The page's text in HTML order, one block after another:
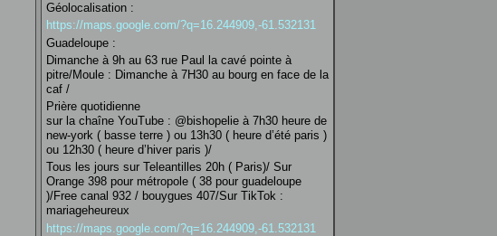
Géolocalisation :
https://maps.google.com/?q=16.244909,-61.532131
Guadeloupe :
Dimanche à 9h au 63 rue Paul la cavé pointe à
pitre/Moule : Dimanche à 7H30 au bourg en face de la
caf /
Prière quotidienne
sur la chaîne YouTube : @bishopelie à 7h30 heure de
new-york ( basse terre ) ou 13h30 ( heure d’été paris )
ou 12h30 ( heure d’hiver paris )/
Tous les jours sur Teleantilles 20h ( Paris)/ Sur
Orange 398 pour métropole ( 38 pour guadeloupe
)/Free canal 932 / bouygues 407/Sur TikTok :
mariageheureux
https://maps.google.com/?q=16.244909,-61.532131